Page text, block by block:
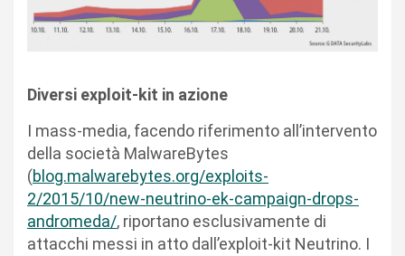
Diversi exploit-kit in azione
I mass-media, facendo riferimento all’intervento
della società MalwareBytes
(blog.malwarebytes.org/exploits-
2/2015/10/new-neutrino-ek-campaign-drops-
andromeda/, riportano esclusivamente di
attacchi messi in atto dall’exploit-kit Neutrino. I